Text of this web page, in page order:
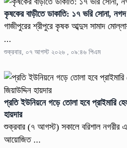
কৃষকের বাড়ীতে ডাকাতি: ১৭ ভরি সোনা,
গাজীপুরের শ্রীপুরে কৃষক আব্দুস সামাদ
...
শুক্রবার, ০৭ আগস্ট ২০২৬ , ০৯:৪৬ পিএম
প্রতি ইউনিয়নে গড়ে তোলা হবে প্রাইমারি
হায়দার
শুক্রবার (৭ আগস্ট) সকালে বরিশাল নগরীর
আয়োজিত ...